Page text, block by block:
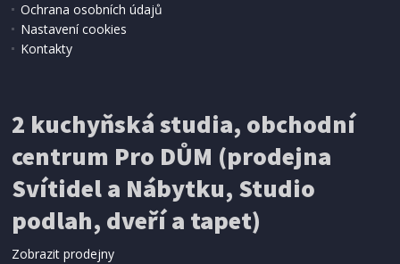
199 Kč Přidat do košíku
SÍŤ PROTI HMYZU
ProGarden KO-CY5910600 Síť proti hmyzu do
dveří magnetická 210 x 100 cm
Ochrana osobních údajů
Nastavení cookies
Kontakty
2 kuchyňská studia, obchodní
centrum Pro DŮM (prodejna
Svítidel a Nábytku, Studio
podlah, dveří a tapet)
Zobrazit prodejny